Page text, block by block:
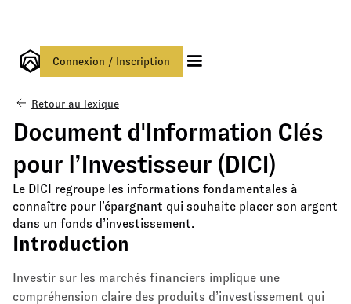
Connexion / Inscription
Retour au lexique
Document d'Information Clés
pour l’Investisseur (DICI)
Le DICI regroupe les informations fondamentales à
connaître pour l’épargnant qui souhaite placer son argent
dans un fonds d’investissement.
Introduction
Investir sur les marchés financiers implique une
compréhension claire des produits d’investissement qui